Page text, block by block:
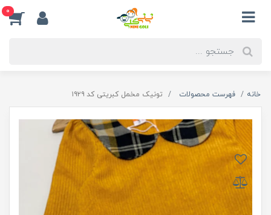
0
خانه فهرست محصولات تونیک مخمل کبریتی کد ۱۹۲۹